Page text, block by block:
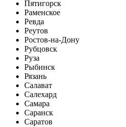
Пятигорск
Раменское
Ревда
Реутов
Ростов-на-Дону
Рубцовск
Руза
Рыбинск
Рязань
Салават
Салехард
Самара
Саранск
Саратов